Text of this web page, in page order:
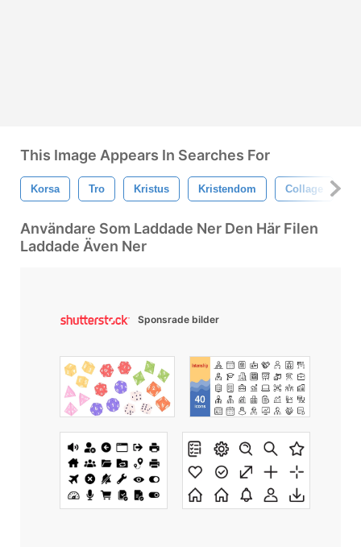
This Image Appears In Searches For
Korsa Tro Kristus Kristendom Collage
Användare Som Laddade Ner Den Här Filen
Laddade Även Ner
Sponsrade bilder